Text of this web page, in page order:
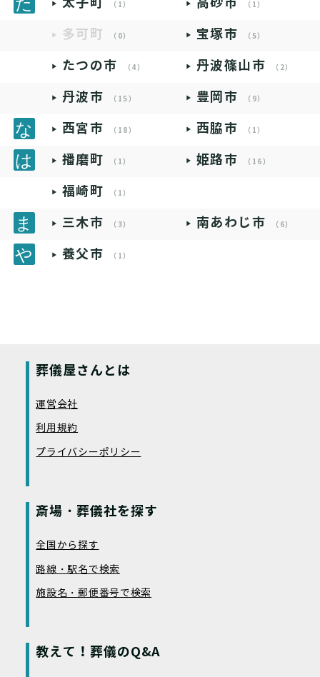
（1） （1）
多可町 （0） 宝塚市 （5）
たつの市 （4） 丹波篠山市 （2）
丹波市 （15） 豊岡市 （9）
西宮市 （18） 西脇市 （1）
播磨町 （1） 姫路市 （16）
福崎町 （1）
三木市 （3） 南あわじ市 （6）
養父市 （1）
葬儀屋さんとは
運営会社
利用規約
プライバシーポリシー
斎場・葬儀社を探す
全国から探す
路線・駅名で検索
施設名・郵便番号で検索
教えて！葬儀のQ&A